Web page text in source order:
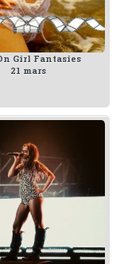
Girl Fantasies
21 mars